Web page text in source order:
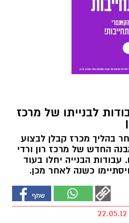
לבנייתו של מרכז
בהליך מכרז קבלן לבצוע
החדש של מרכז רון ורדי
עבודות הבנייה יחלו בעוד
כשנה לאחר מכן.